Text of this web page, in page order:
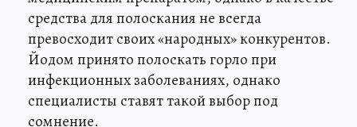
средства для полоскания не всегда
превосходит своих «народных» конкурентов.
Йодом принято полоскать горло при
инфекционных заболеваниях, однако
специалисты ставят такой выбор под
сомнение.